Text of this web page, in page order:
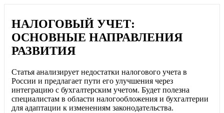
НАЛОГОВЫЙ УЧЕТ:
ОСНОВНЫЕ НАПРАВЛЕНИЯ
РАЗВИТИЯ
Статья анализирует недостатки налогового учета в
России и предлагает пути его улучшения через
интеграцию с бухгалтерским учетом. Будет полезна
специалистам в области налогообложения и бухгалтерии
для адаптации к изменениям законодательства.